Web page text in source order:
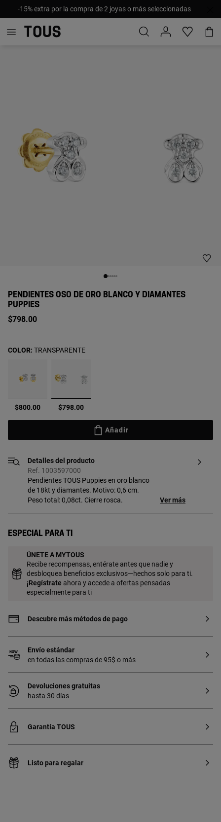
-15% extra por la compra de 2 joyas o más seleccionadas
PENDIENTES OSO DE ORO BLANCO Y DIAMANTES
PUPPIES
$798.00
$800.00 seleccionado
$798.00
COLOR: TRANSPARENTE
Añadir
Detalles del producto
Ref. 1003597000
Pendientes TOUS Puppies en oro blanco
de 18kt y diamantes. Motivo: 0,6 cm.
Peso total: 0,08ct. Cierre rosca.
Ver más
Especial para ti
ÚNETE A MYTOUS
Recibe recompensas, entérate antes que nadie y
desbloquea beneficios exclusivos—hechos solo para ti.
¡Regístrate ahora y accede a ofertas pensadas
especialmente para ti
Descubre más métodos de pago
Envío estándar
en todas las compras de 95$ o más
Devoluciones gratuitas
hasta 30 días
Garantía TOUS
Listo para regalar